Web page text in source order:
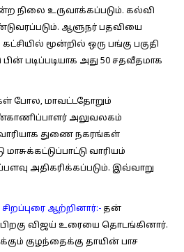
நிலை உருவாக்கப்படும். கல்வி
ஆளுநர் பதவியை
மூன்றில் ஒரு பங்கு பகுதி
படிப்படியாக அது 50 சதவீதமாக
போல, மாவட்டதோறும்
அலுவலகம்
துணை நகரங்கள்
வாரியம்
அதிகரிக்கப்படும். இவ்வாறு
ஆற்றினார்:- தன்
விஜய் உரையை தொடங்கினார்.
குழந்தைக்கு தாயின் பாச